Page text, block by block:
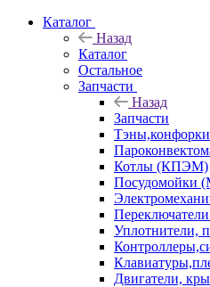
Каталог
Назад
Каталог
Остальное
Запчасти
Назад
Запчасти
Тэны,конфорки
Котлы (КПЭМ)
Посудомойки
Уплотнители,
Двигатели,